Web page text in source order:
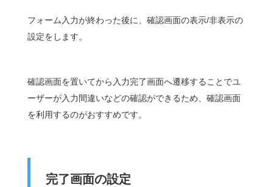
フォーム入力が終わった後に、確認画面の表示/非表示の
設定をします。
確認画面を置いてから入力完了画面へ遷移することでユ
ーザーが入力間違いなどの確認ができるため、確認画面
を利用するのがおすすめです。
完了画面の設定